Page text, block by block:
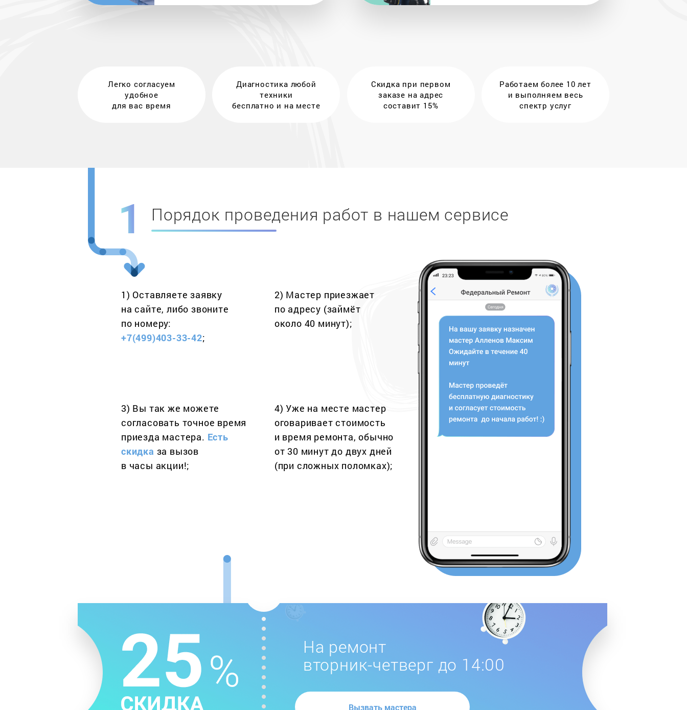
Легко согласуем
удобное
для вас время
Диагностика любой
техники
бесплатно и на месте
Скидка при первом
заказе на адрес
составит 15%
Работаем более 10 лет
и выполняем весь
спектр услуг
Порядок проведения работ в нашем сервисе
1) Оставляете заявку
на сайте, либо звоните
по номеру:
+7(499)403-33-42;
2) Мастер приезжает
по адресу (займёт
около 40 минут);
3) Вы так же можете
согласовать точное время
приезда мастера. Есть
скидка за вызов
в часы акции!;
4) Уже на месте мастер
оговаривает стоимость
и время ремонта, обычно
от 30 минут до двух дней
(при сложных поломках);
На ремонт
вторник-четверг до 14:00
Вызвать мастера